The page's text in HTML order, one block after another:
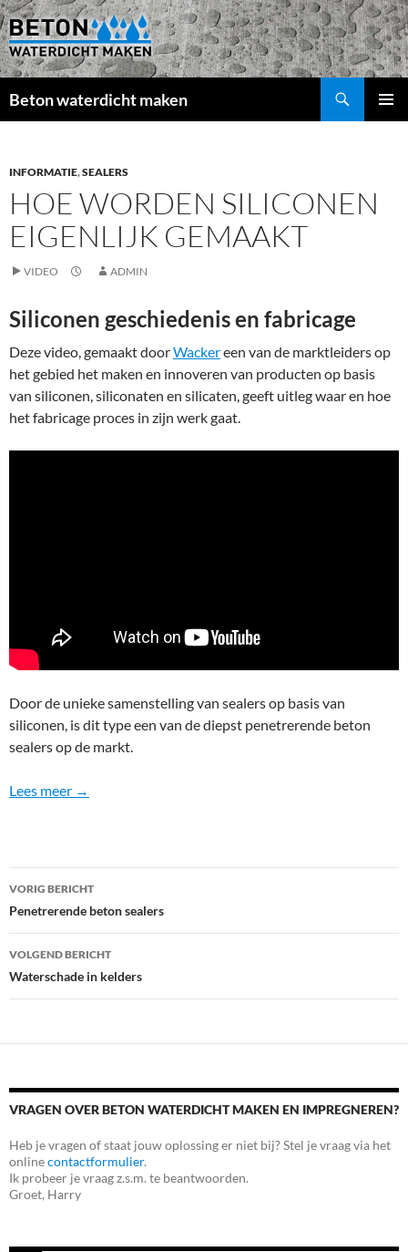
Beton waterdicht maken
INHOUD
INFORMATIE,SEALERS
HOE WORDEN SILICONEN
EIGENLIJK GEMAAKT
VIDEO ADMIN
Siliconen geschiedenis en fabricage
Deze video, gemaakt doorWackereen van de marktleiders op
het gebied het maken en innoveren van producten op basis
van siliconen, siliconaten en silicaten, geeft uitleg waar en hoe
het fabricage proces in zijn werk gaat.
Door de unieke samenstelling van sealers op basis van
siliconen, is dit type een van de diepst penetrerende beton
sealers op de markt.
Lees meer →
Bericht
navigatie
VORIG BERICHT
Penetrerende beton sealers
VOLGEND BERICHT
Waterschade in kelders
VRAGEN OVER BETON WATERDICHT MAKEN EN IMPREGNEREN?
Heb je vragen of staat jouw oplossing er niet bij? Stel je vraag via het
onlinecontactformulier.
Ik probeer je vraag z.s.m. te beantwoorden.
Groet, Harry